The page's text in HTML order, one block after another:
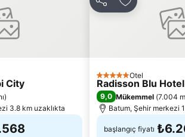
ekle
City
)
3.8 km uzaklıkta
Paylaş Favorilerime
5 Yıldız Otel
Radisson Blu
9,0 Mükemmel (7.004
Batum, Şehir merkezi
başlangıç fiyatı